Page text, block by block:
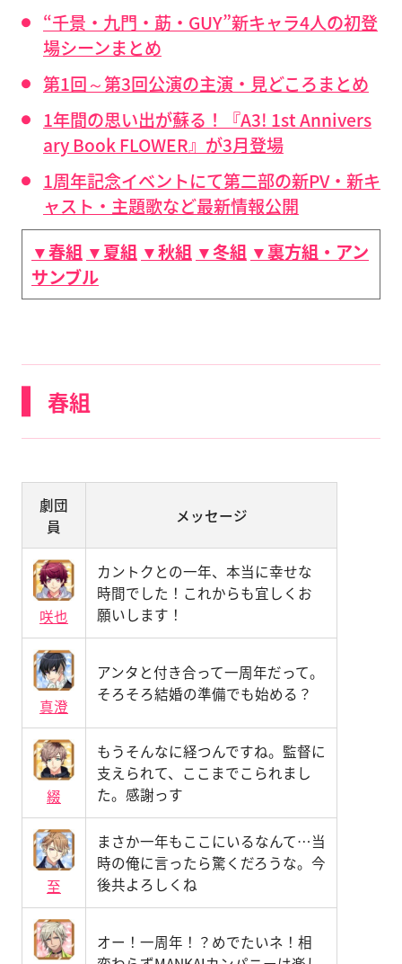
“千景・九門・莇・GUY”新キャラ4人の初登
場シーンまとめ
第1回～第3回公演の主演・見どころまとめ
1年間の思い出が蘇る！『A3! 1st Annivers
ary Book FLOWER』が3月登場
1周年記念イベントにて第二部の新PV・新キ
ャスト・主題歌など最新情報公開
▼春組 ▼夏組 ▼秋組 ▼冬組 ▼裏方組・アン
サンブル
春組
劇団
員
メッセージ
咲也
カントクとの一年、本当に幸せな
時間でした！これからも宜しくお
願いします！
真澄
アンタと付き合って一周年だって。
そろそろ結婚の準備でも始める？
綴
もうそんなに経つんですね。監督に
支えられて、ここまでこられまし
た。感謝っす
至
まさか一年もここにいるなんて…当
時の俺に言ったら驚くだろうな。今
後共よろしくね
オー！一周年！？めでたいネ！相